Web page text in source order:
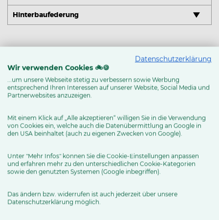
Hinterbaufederung
Durchsicht
Wartung
Datenschutzerklärung
Wir verwenden Cookies 🚲🍪
...um unsere Webseite stetig zu verbessern sowie Werbung
entsprechend Ihren Interessen auf unserer Website, Social Media und
Partnerwebsites anzuzeigen.
Mit einem Klick auf „Alle akzeptieren“ willigen Sie in die Verwendung
von Cookies ein, welche auch die Datenübermittlung an Google in
den USA beinhaltet (auch zu eigenen Zwecken von Google).
Unter "Mehr Infos" können Sie die Cookie-Einstellungen anpassen
und erfahren mehr zu den unterschiedlichen Cookie-Kategorien
sowie den genutzten Systemen (Google inbegriffen).
Das ändern bzw. widerrufen ist auch jederzeit über unsere
Datenschutzerklärung möglich.